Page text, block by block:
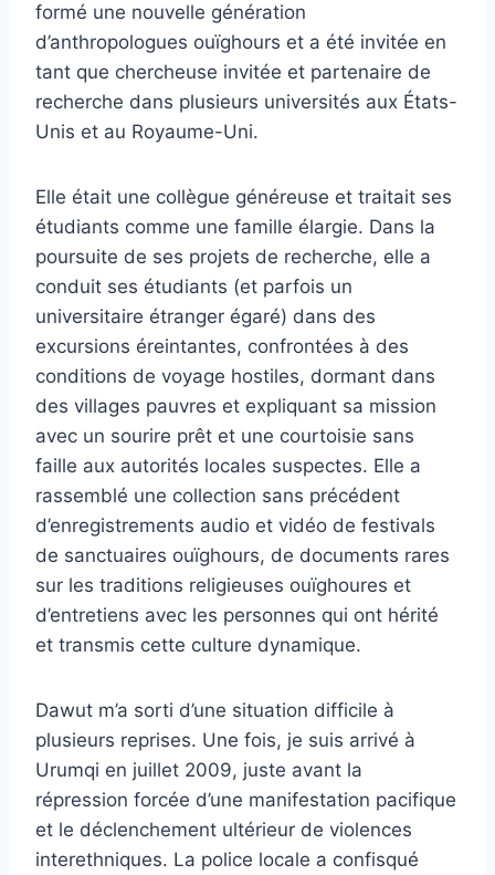
formé une nouvelle génération
d’anthropologues ouïghours et a été invitée en
tant que chercheuse invitée et partenaire de
recherche dans plusieurs universités aux États-
Unis et au Royaume-Uni.
Elle était une collègue généreuse et traitait ses
étudiants comme une famille élargie. Dans la
poursuite de ses projets de recherche, elle a
conduit ses étudiants (et parfois un
universitaire étranger égaré) dans des
excursions éreintantes, confrontées à des
conditions de voyage hostiles, dormant dans
des villages pauvres et expliquant sa mission
avec un sourire prêt et une courtoisie sans
faille aux autorités locales suspectes. Elle a
rassemblé une collection sans précédent
d’enregistrements audio et vidéo de festivals
de sanctuaires ouïghours, de documents rares
sur les traditions religieuses ouïghoures et
d’entretiens avec les personnes qui ont hérité
et transmis cette culture dynamique.
Dawut m’a sorti d’une situation difficile à
plusieurs reprises. Une fois, je suis arrivé à
Urumqi en juillet 2009, juste avant la
répression forcée d’une manifestation pacifique
et le déclenchement ultérieur de violences
interethniques. La police locale a confisqué